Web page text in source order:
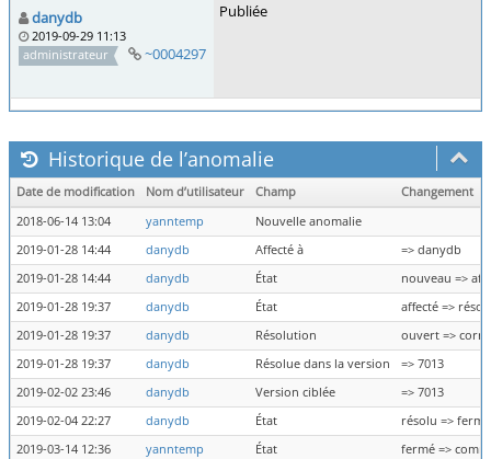
danydb
2019-09-29 11:13
administrateur
~0004297
Publiée
Historique de l’anomalie
Date de modification Nom d’utilisateur Champ
Changement
2018-06-14 13:04
yanntemp
Nouvelle anomalie
2019-01-28 14:44
danydb Affecté à
=> danydb
2019-01-28 14:44
danydb État
nouveau =>
2019-01-28 19:37
danydb État
affecté =>
2019-01-28 19:37
danydb Résolution
ouvert =>
2019-01-28 19:37
danydb Résolue dans la version
=> 7013
2019-02-02 23:46
danydb Version ciblée
=> 7013
2019-02-04 22:27
danydb État
résolu => fermé
2019-03-14 12:36
yanntemp État fermé =>